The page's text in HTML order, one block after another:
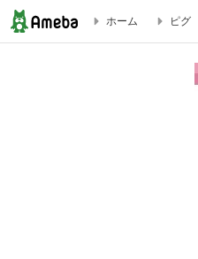
連休明け、整膚師養成スクー
ホーム ピグ